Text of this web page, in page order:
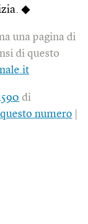
◆
una pagina di
di questo
di
numero